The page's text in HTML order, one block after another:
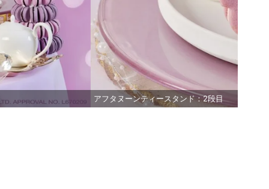
アフタヌーンティースタンド：2段目